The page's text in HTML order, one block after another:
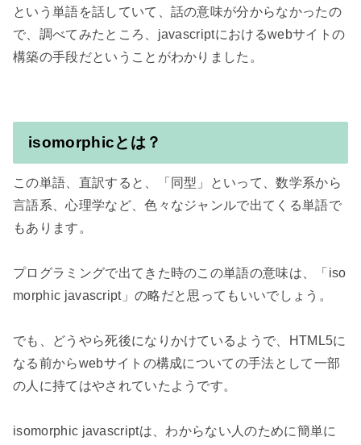
という単語を話していて、話の意味が分からなかったの
で、調べてみたところ、javascriptにおけるwebサイトの
isomorphicとは？
この単語、直訳すると、「同型」といって、数学系から
言語系、心理学など、色々なジャンルで出てくる単語で
もあります。
プログラミングで出てきた時のこの単語の意味は、「iso
morphic javascript」の略だと思ってもいいでしょう。
でも、どうやら死後になりかけているようで、HTML5に
なる前からwebサイトの構成についての手法として一部
の人に持てはやされていたようです。
isomorphic javascriptは、わからない人のために簡単に